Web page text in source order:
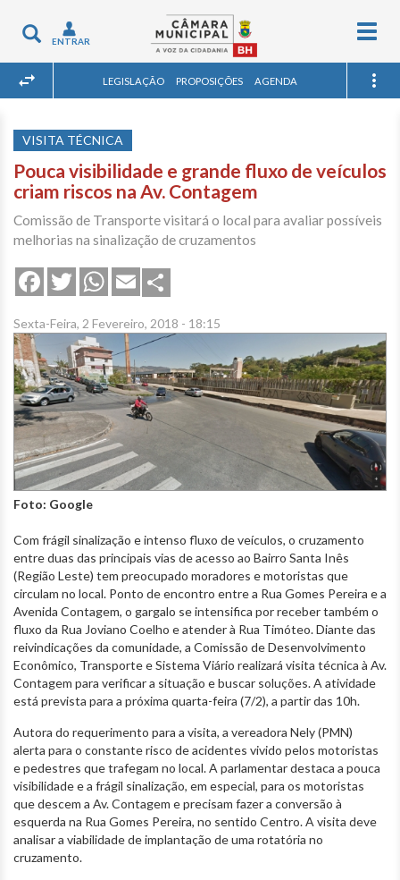
Toggle
navigation
ENTRAR
LEGISLAÇÃO PROPOSIÇÕES AGENDA
VISITA TÉCNICA
Pouca visibilidade e grande fluxo de veículos
criam riscos na Av. Contagem
Comissão de Transporte visitará o local para avaliar possíveis
melhorias na sinalização de cruzamentos
FacebookTwitterWhatsApp
Email
Sexta-Feira, 2 Fevereiro, 2018 - 18:15
Foto: Google
Com frágil sinalização e intenso fluxo de veículos, o cruzamento
entre duas das principais vias de acesso ao Bairro Santa Inês
(Região Leste) tem preocupado moradores e motoristas que
circulam no local. Ponto de encontro entre a Rua Gomes Pereira e a
Avenida Contagem, o gargalo se intensifica por receber também o
fluxo da Rua Joviano Coelho e atender à Rua Timóteo. Diante das
reivindicações da comunidade, a Comissão de Desenvolvimento
Econômico, Transporte e Sistema Viário realizará visita técnica à Av.
Contagem para verificar a situação e buscar soluções. A atividade
está prevista para a próxima quarta-feira (7/2), a partir das 10h.
Autora do requerimento para a visita, a vereadora Nely (PMN)
alerta para o constante risco de acidentes vivido pelos motoristas
e pedestres que trafegam no local. A parlamentar destaca a pouca
visibilidade e a frágil sinalização, em especial, para os motoristas
que descem a Av. Contagem e precisam fazer a conversão à
esquerda na Rua Gomes Pereira, no sentido Centro. A visita deve
analisar a viabilidade de implantação de uma rotatória no
cruzamento.